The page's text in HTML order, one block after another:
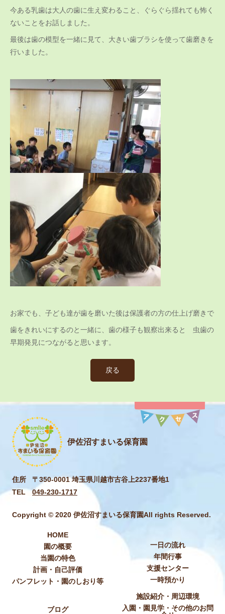
今ある乳歯は大人の歯に生え変わること、ぐらぐら揺れても怖く
ないことをお話しました。
最後は歯の模型を一緒に見て、大きい歯ブラシを使って歯磨きを
行いました。
お家でも、子ども達が歯を磨いた後は保護者の方の仕上げ磨きで
歯をきれいにするのと一緒に、歯の様子も観察出来ると 虫歯の
早期発見につながると思います。
戻る
伊佐沼すまいる保育園
住所
〒350-0001 埼玉県川越市古谷上2237番地1
TEL
049-230-1717
Copyright © 2020 伊佐沼すまいる保育園All rights Reserved.
HOME
園の概要
当園の特色
計画・自己評価
パンフレット・園のしおり等
一日の流れ
年間行事
支援センター
一時預かり
ブログ
施設紹介・周辺環境
入園・園見学・その他のお問